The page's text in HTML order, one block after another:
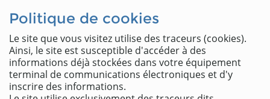
Politique de cookies
Le site que vous visitez utilise des traceurs (cookies).
Ainsi, le site est susceptible d'accéder à des
informations déjà stockées dans votre équipement
terminal de communications électroniques et d'y
inscrire des informations.